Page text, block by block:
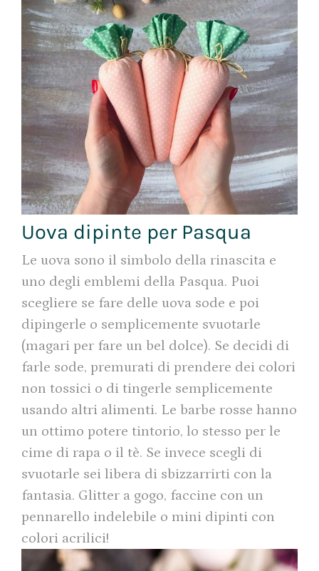
Uova dipinte per Pasqua
Le uova sono il simbolo della rinascita e
uno degli emblemi della Pasqua. Puoi
scegliere se fare delle uova sode e poi
dipingerle o semplicemente svuotarle
(magari per fare un bel dolce). Se decidi di
farle sode, premurati di prendere dei colori
non tossici o di tingerle semplicemente
usando altri alimenti. Le barbe rosse hanno
un ottimo potere tintorio, lo stesso per le
cime di rapa o il tè. Se invece scegli di
svuotarle sei libera di sbizzarrirti con la
fantasia. Glitter a gogo, faccine con un
pennarello indelebile o mini dipinti con
colori acrilici!